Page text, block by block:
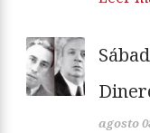
agosto